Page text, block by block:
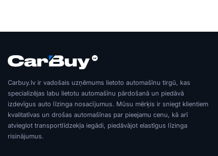
Carbuy.lv ir vadošais uzņēmums lietoto automašīnu tirgū, kas
specializējas labu lietotu automašīnu pārdošanā un piedāvā
izdevīgus auto līzinga nosacījumus. Mūsu mērķis ir sniegt klientiem
kvalitatīvas un drošas automašīnas par pieejamu cenu, kā arī
atvieglot transportlīdzekļa iegādi, piedāvājot elastīgus līzinga
risinājumus.